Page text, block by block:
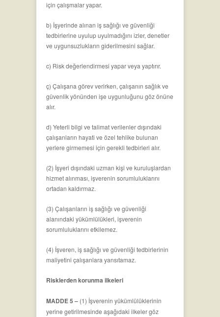
için çalışmalar yapar.
b) İşyerinde alınan iş sağlığı ve güvenliği
tedbirlerine uyulup uyulmadığını izler, denetler
ve uygunsuzlukların giderilmesini sağlar.
c) Risk değerlendirmesi yapar veya yaptırır.
ç) Çalışana görev verirken, çalışanın sağlık ve
güvenlik yönünden işe uygunluğunu göz önüne
alır.
d) Yeterli bilgi ve talimat verilenler dışındaki
çalışanların hayati ve özel tehlike bulunan
yerlere girmemesi için gerekli tedbirleri alır.
(2) İşyeri dışındaki uzman kişi ve kuruluşlardan
hizmet alınması, işverenin sorumluluklarını
ortadan kaldırmaz.
(3) Çalışanların iş sağlığı ve güvenliği
alanındaki yükümlülükleri, işverenin
sorumluluklarını etkilemez.
(4) İşveren, iş sağlığı ve güvenliği tedbirlerinin
maliyetini çalışanlara yansıtamaz.
Risklerden korunma ilkeleri
MADDE 5 – (1) İşverenin yükümlülüklerinin
yerine getirilmesinde aşağıdaki ilkeler göz